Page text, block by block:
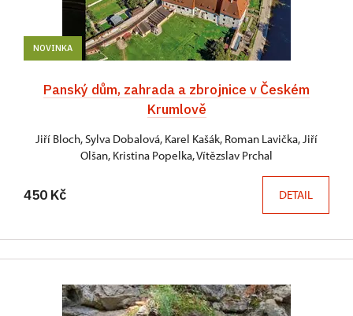
NOVINKA
Panský dům, zahrada a zbrojnice v Českém
Krumlově
Jiří Bloch, Sylva Dobalová, Karel Kašák, Roman Lavička, Jiří
Olšan, Kristina Popelka, Vítězslav Prchal
450 Kč DETAIL